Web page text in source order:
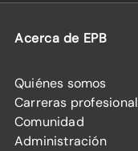
Acerca de EPB
Quiénes somos
Carreras
Comunidad
Administración